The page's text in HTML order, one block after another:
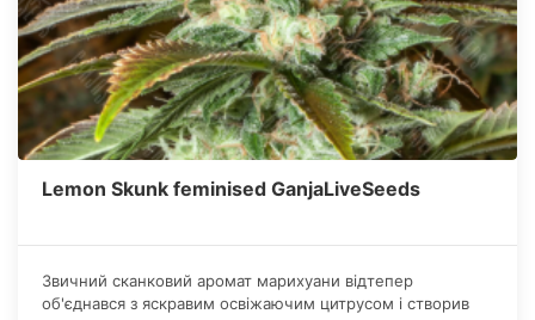
Lemon Skunk feminised GanjaLiveSeeds
Звичний сканковий аромат марихуани відтепер
об'єднався з яскравим освіжаючим цитрусом і створив